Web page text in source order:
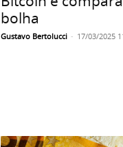
bolha
Gustavo Bertolucci - 17/03/2025